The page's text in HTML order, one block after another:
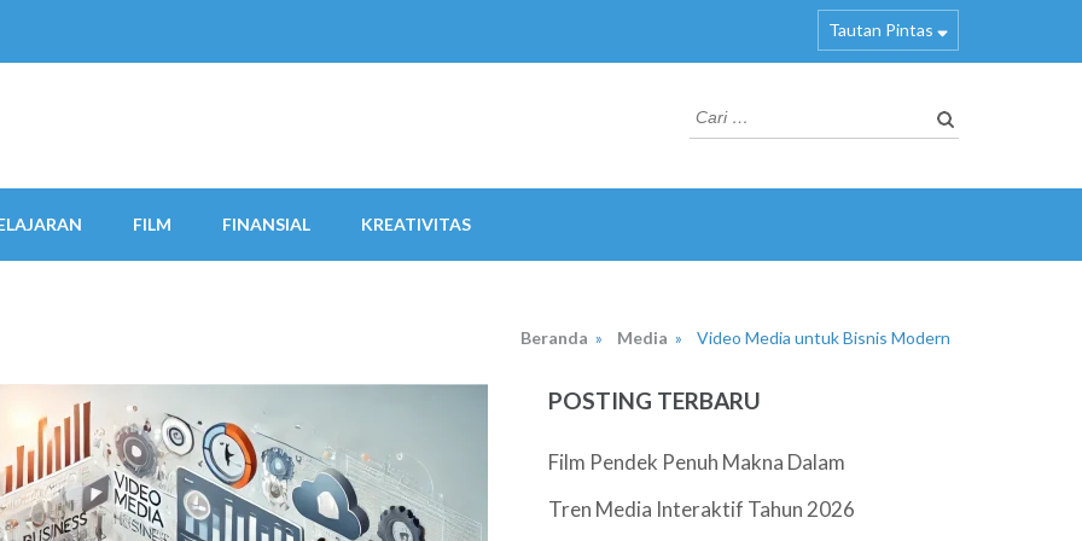
Tautan Pintas
Cari
untuk:
FILM FINANSIAL KREATIVITAS
Beranda » Media » Video Media untuk Bisnis Modern
POSTING TERBARU
Film Pendek Penuh Makna Dalam
Tren Media Interaktif Tahun 2026